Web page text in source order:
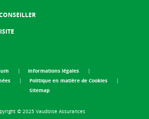
Informations légales
Politique en matière de Cookies
Sitemap
© 2025 Vaudoise Assurances